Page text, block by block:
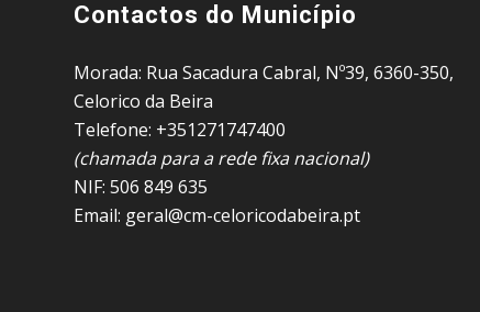
Contactos do Município
Morada: Rua Sacadura Cabral, Nº39, 6360-350,
Celorico da Beira
Telefone: +351271747400
(chamada para a rede fixa nacional)
NIF: 506 849 635
Email: geral@cm-celoricodabeira.pt